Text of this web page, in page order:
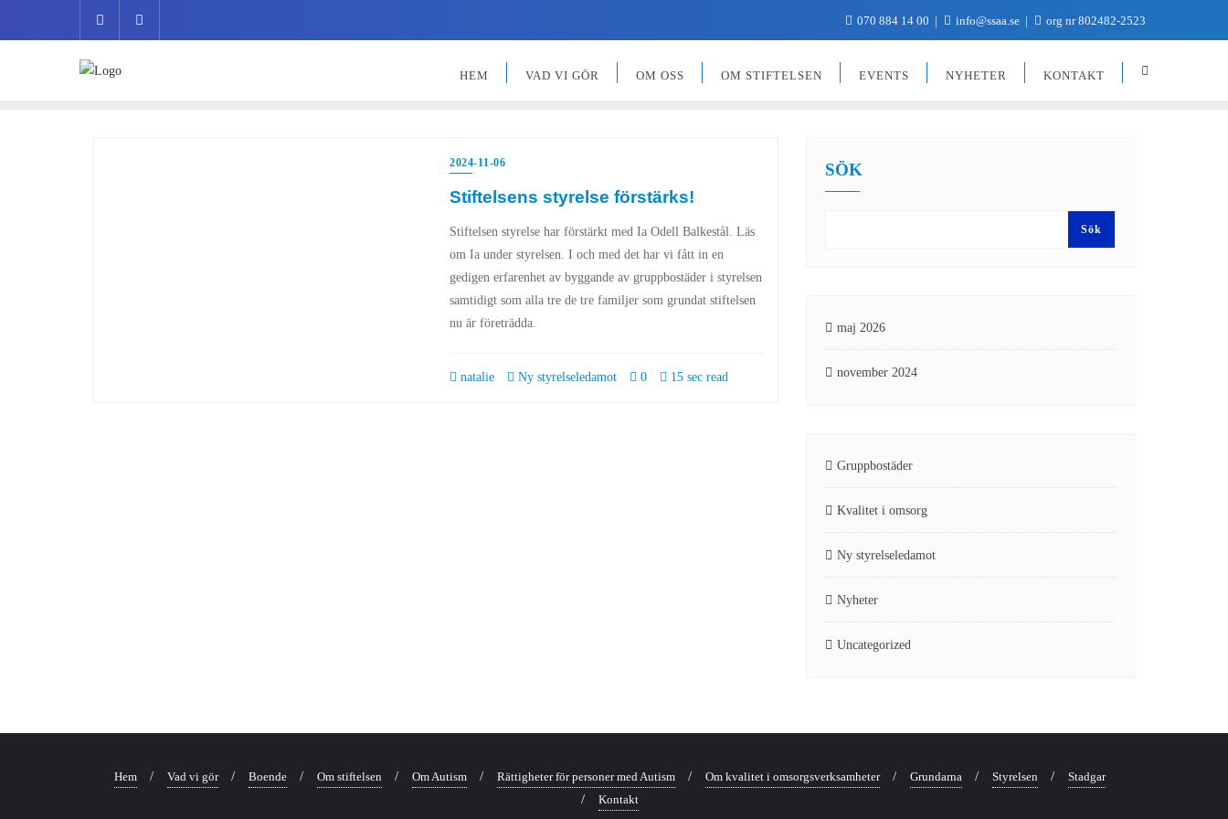
070 884 14 00 info@ssaa.se org nr 802482-2523
HEM VAD VI GÖR OM OSS OM STIFTELSEN EVENTS NYHETER KONTAKT
2024-11-06
Stiftelsens styrelse förstärks!
Stiftelsen styrelse har förstärkt med Ia Odell Balkestål. Läs
om Ia under styrelsen. I och med det har vi fått in en
gedigen erfarenhet av byggande av gruppbostäder i styrelsen
samtidigt som alla tre de tre familjer som grundat stiftelsen
nu är företrädda.
natalie Ny styrelseledamot 0 15 sec read
SÖK
Sök
maj 2026
november 2024
Gruppbostäder
Kvalitet i omsorg
Ny styrelseledamot
Nyheter
Uncategorized
Hem Vad vi gör Boende Om stiftelsen Om Autism Rättigheter för personer med Autism Om kvalitet i omsorgsverksamheter Grundarna Styrelsen
Stadgar
Kontakt